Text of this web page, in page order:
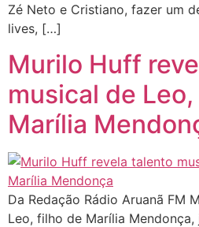
Zé Neto e Cristiano, fazer um
lives, […]
Murilo Huff
musical de
Marília
Da Redação Rádio Aruanã FM
Leo, filho de Marília